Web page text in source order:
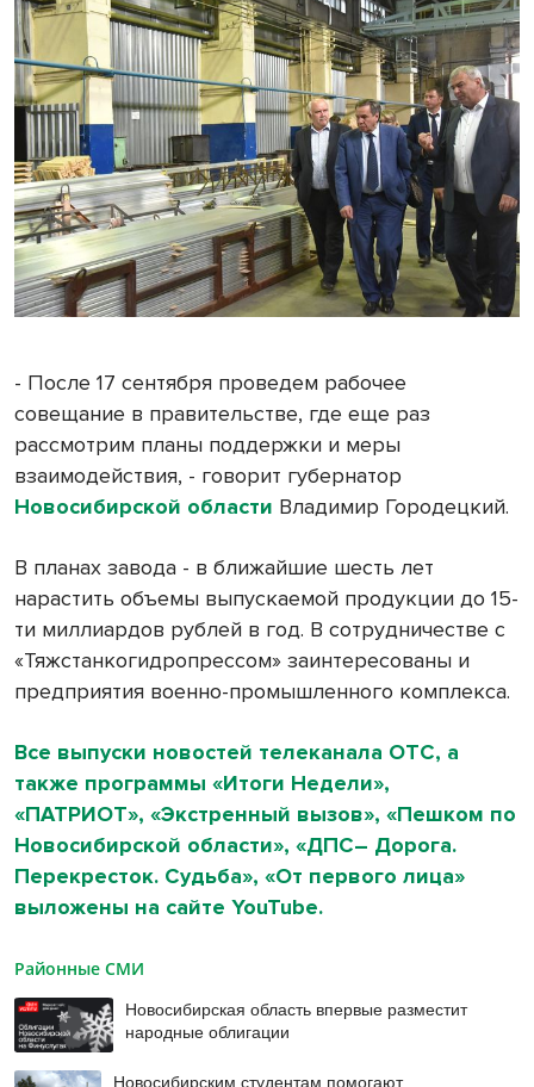
- После 17 сентября проведем рабочее
совещание в правительстве, где еще раз
рассмотрим планы поддержки и меры
взаимодействия, - говорит губернатор
Новосибирской области Владимир Городецкий.
В планах завода - в ближайшие шесть лет
нарастить объемы выпускаемой продукции до 15-
ти миллиардов рублей в год. В сотрудничестве с
«Тяжстанкогидропрессом» заинтересованы и
предприятия военно-промышленного комплекса.
Все выпуски новостей телеканала ОТС, а
также программы «Итоги Недели»,
«ПАТРИОТ», «Экстренный вызов», «Пешком по
Новосибирской области», «ДПС– Дорога.
Перекресток. Судьба», «От первого лица»
выложены на сайте YouTube.
Районные СМИ
Новосибирская область впервые разместит
народные облигации
Новосибирским студентам помогают